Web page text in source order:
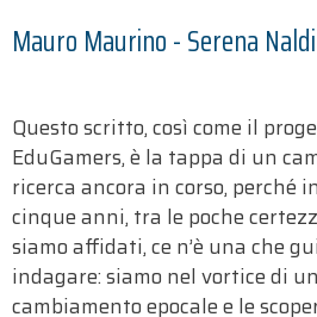
Mauro Maurino - Serena
Questo scritto, così come il
EduGamers, è la tappa di un
ricerca ancora in corso, perché
cinque anni, tra le poche
siamo affidati, ce n’è una che
indagare: siamo nel vortice di un
cambiamento epocale e le